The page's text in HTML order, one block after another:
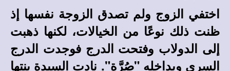
اختفي الزوج ولم تصدق الزوجة نفسها إذ
ظنت ذلك نوعًا من الخيالات، لكنها ذهبت
إلى الدولاب وفتحت الدرج فوجدت الدرج
السري وبداخله "صُرَّة". نادت السيدة بنتها